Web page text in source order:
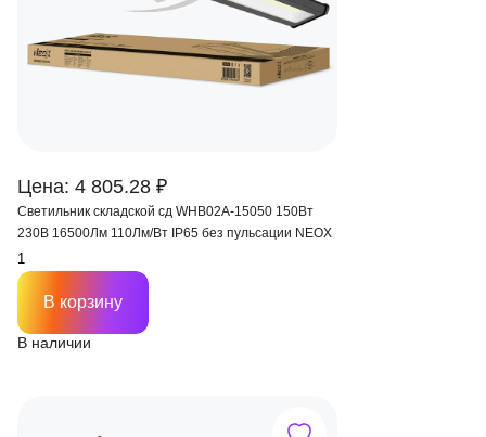
Цена: 4 805.28 ₽
Светильник складской сд WHB02А-15050 150Вт
230В 16500Лм 110Лм/Вт IP65 без пульсации NEOX
В наличии
В корзину